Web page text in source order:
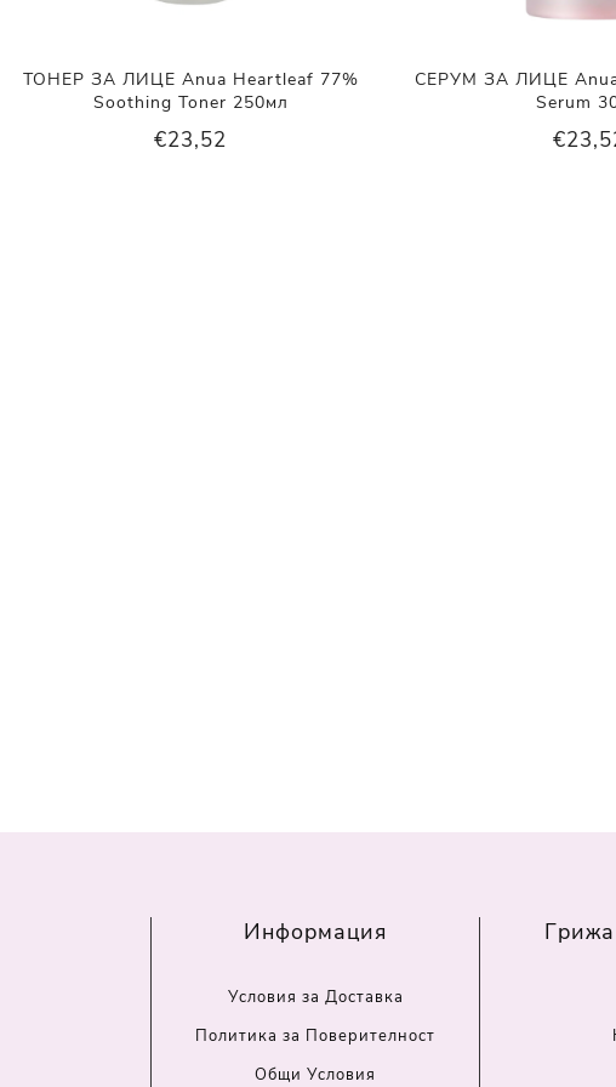
ТОНЕР ЗА ЛИЦЕ Anua Heartleaf 77%
Soothing Toner 250мл
€23,52
СЕРУМ ЗА ЛИЦЕ Anua
Serum
Информация
Условия за Доставка
Политика за Поверителност
Общи Условия